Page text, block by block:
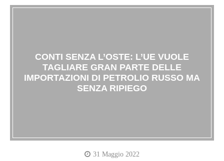
CONTI SENZA L’OSTE: L’UE VUOLE
TAGLIARE GRAN PARTE DELLE
IMPORTAZIONI DI PETROLIO RUSSO MA
SENZA RIPIEGO
31 Maggio 2022